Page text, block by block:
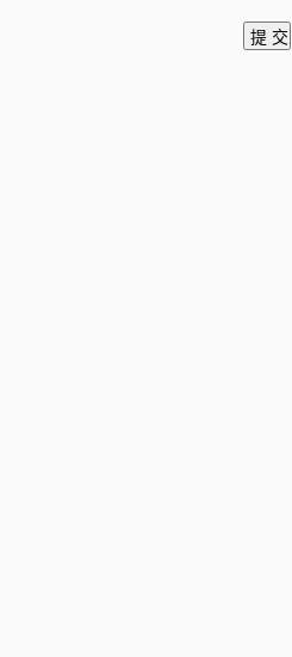
提 交